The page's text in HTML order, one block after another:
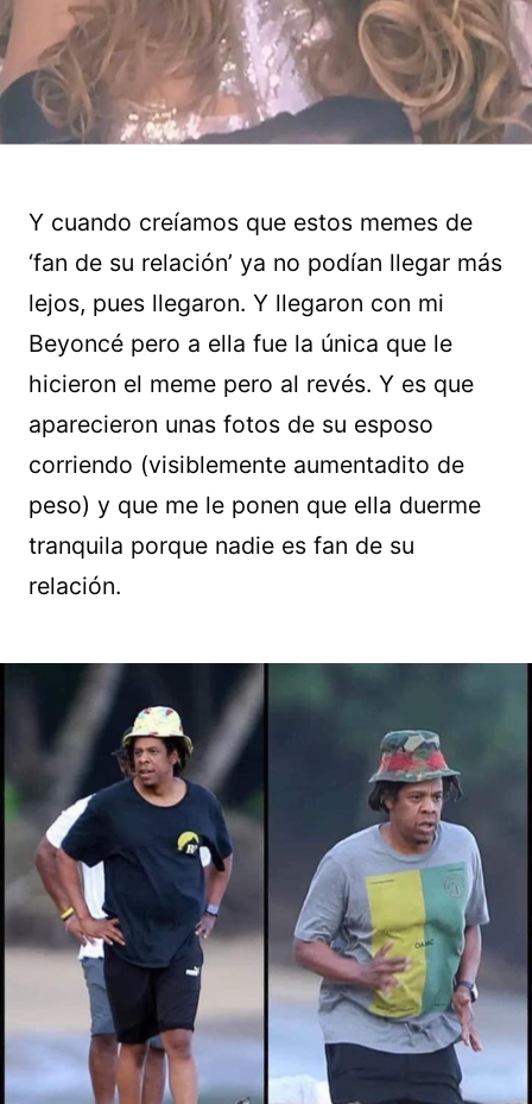
Y cuando creíamos que estos memes de
‘fan de su relación’ ya no podían llegar más
lejos, pues llegaron. Y llegaron con mi
Beyoncé pero a ella fue la única que le
hicieron el meme pero al revés. Y es que
aparecieron unas fotos de su esposo
corriendo (visiblemente aumentadito de
peso) y que me le ponen que ella duerme
tranquila porque nadie es fan de su
relación.